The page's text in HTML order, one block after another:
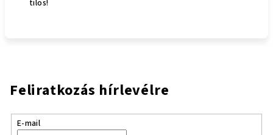
tilos!
Feliratkozás hírlevélre
E-mail